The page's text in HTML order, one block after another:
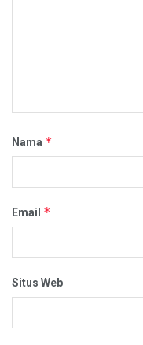
Nama *
Email *
Situs Web